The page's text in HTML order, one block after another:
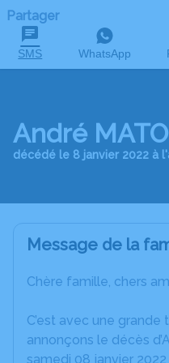
Partager
SMS WhatsApp
André
décédé le 8 janvier 2022 à
Message de la
Chère famille, chers
C’est avec une
annonçons le décès
samedi 08 janvier 2022